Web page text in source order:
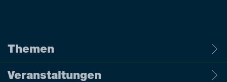
Themen
Veranstaltungen